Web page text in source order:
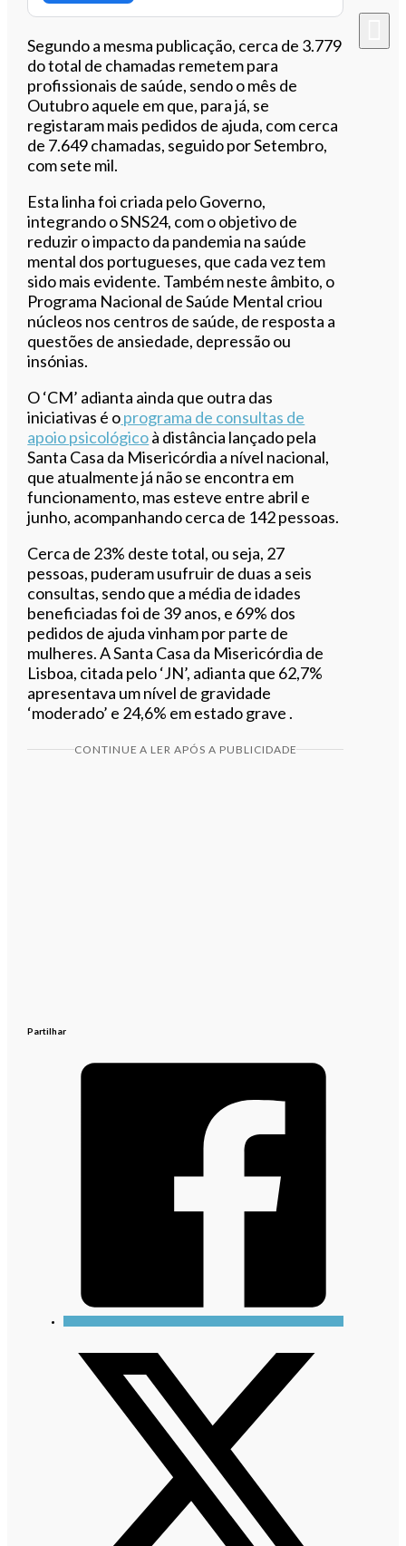
Segundo a mesma publicação, cerca de 3.779
do total de chamadas remetem para
profissionais de saúde, sendo o mês de
Outubro aquele em que, para já, se
registaram mais pedidos de ajuda, com cerca
de 7.649 chamadas, seguido por Setembro,
com sete mil.
Esta linha foi criada pelo Governo,
integrando o SNS24, com o objetivo de
reduzir o impacto da pandemia na saúde
mental dos portugueses, que cada vez tem
sido mais evidente. Também neste âmbito, o
Programa Nacional de Saúde Mental criou
núcleos nos centros de saúde, de resposta a
questões de ansiedade, depressão ou
insónias.
O ‘CM’ adianta ainda que outra das
iniciativas é oprograma de consultas de
apoio psicológicoà distância lançado pela
Santa Casa da Misericórdia a nível nacional,
que atualmente já não se encontra em
funcionamento, mas esteve entre abril e
junho, acompanhando cerca de 142 pessoas.
Cerca de 23% deste total, ou seja, 27
pessoas, puderam usufruir de duas a seis
consultas, sendo que a média de idades
beneficiadas foi de 39 anos, e 69% dos
pedidos de ajuda vinham por parte de
mulheres. A Santa Casa da Misericórdia de
Lisboa, citada pelo ‘JN’, adianta que 62,7%
apresentava um nível de gravidade
‘moderado’ e 24,6% em estado grave .
CONTINUE A LER APÓS A PUBLICIDADE
Partilhar